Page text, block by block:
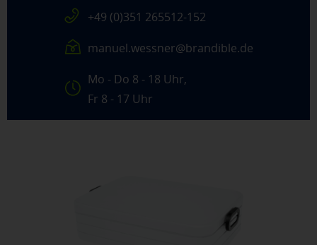
+49 (0)351 265512-152
manuel.wessner@brandible.de
Mo - Do 8 - 18 Uhr,
Fr 8 - 17 Uhr